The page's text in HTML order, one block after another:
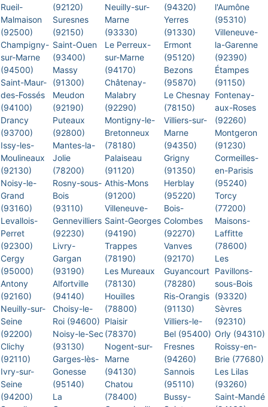
Rueil-
Malmaison
(92500)
Champigny-
sur-Marne
(94500)
Saint-Maur-
des-Fossés
(94100)
Drancy
(93700)
Issy-les-
Moulineaux
(92130)
Noisy-le-
Grand
(93160)
Levallois-
Perret
(92300)
Cergy
(95000)
Antony
(92160)
Neuilly-sur-
Seine
(92200)
Clichy
(92110)
Ivry-sur-
Seine
(94200)
(92120)
Suresnes
(92150)
Saint-Ouen
(93400)
Massy
(91300)
Meudon
(92190)
Puteaux
(92800)
Mantes-la-
Jolie
(78200)
Rosny-sous-
Bois
(93110)
Gennevilliers
(92230)
Livry-
Gargan
(93190)
Alfortville
(94140)
Choisy-le-
Roi (94600)
Noisy-le-Sec
(93130)
Garges-lès-
Gonesse
(95140)
La
Neuilly-sur-
Marne
(93330)
Le Perreux-
sur-Marne
(94170)
Châtenay-
Malabry
(92290)
Montigny-le-
Bretonneux
(78180)
Palaiseau
(91120)
Athis-Mons
(91200)
Villeneuve-
Saint-Georges
(94190)
Trappes
(78190)
Les Mureaux
(78130)
Houilles
(78800)
Plaisir
(78370)
Nogent-sur-
Marne
(94130)
Chatou
(78400)
(94320)
Yerres
(91330)
Ermont
(95120)
Bezons
(95870)
Le Chesnay
(78150)
Villiers-sur-
Marne
(94350)
Grigny
(91350)
Herblay
(95220)
Bois-
Colombes
(92270)
Vanves
(92170)
Guyancourt
(78280)
Ris-Orangis
(91130)
Villiers-le-
Bel (95400)
Fresnes
(94260)
Sannois
(95110)
Bussy-
l'Aumône
(95310)
Villeneuve-
la-Garenne
(92390)
Étampes
(91150)
Fontenay-
aux-Roses
(92260)
Montgeron
(91230)
Cormeilles-
en-Parisis
(95240)
Torcy
(77200)
Maisons-
Laffitte
(78600)
Les
Pavillons-
sous-Bois
(93320)
Sèvres
(92310)
Orly (94310)
Roissy-en-
Brie (77680)
Les Lilas
(93260)
Saint-Mandé